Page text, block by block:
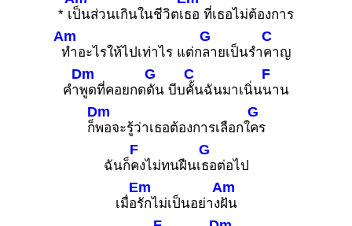
* เป็นส่วนเกินในชีวิตเธอ ที่เธอไม่ต้องการ
Am
ทำอะไรให้ไปเท่าไร แต่ก
G
ลายเป็นรำ
C
คาญ
คำ
Dm
พูดที่คอยกด
G
ดัน บีบ
C
คั้นฉันมาเนิ่น
F
นาน
ก็
Dm
พอจะรู้ว่าเธอต้องการเลือกใ
G
คร
ฉันก็
F
คงไม่ทนฝืนเ
G
ธอต่อไป
เมื่อ
Em
รักไม่เป็นอย่าง
Am
ฝัน